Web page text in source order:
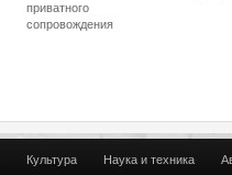
приватного
сопровождения
Культура Наука и техника